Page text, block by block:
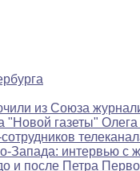
из Союза
"Новой газеты"
Запада: интервью с
и после Петра